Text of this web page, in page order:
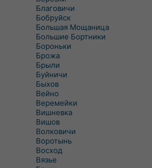
Благовичи
Бобруйск
Большая Мощаница
Большие Бортники
Бороньки
Брожа
Брыли
Буйничи
Быхов
Вейно
Веремейки
Вишневка
Вишов
Волковичи
Воротынь
Восход
Вязье